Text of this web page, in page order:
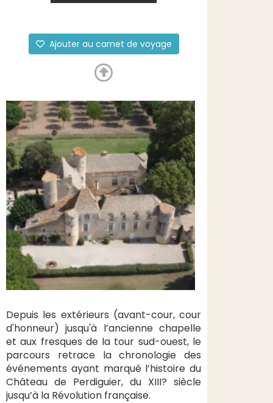
Ajouter au carnet de voyage
Depuis les extérieurs (avant-cour, cour
d'honneur) jusqu'à l’ancienne chapelle
et aux fresques de la tour sud-ouest, le
parcours retrace la chronologie des
événements ayant marqué l’histoire du
Château de Perdiguier, du XIII? siècle
jusqu’à la Révolution française.